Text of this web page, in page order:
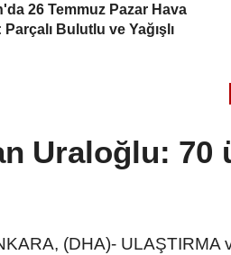
26 Temmuz Pazar Hava
Bulutlu ve Yağışlı
Uraloğlu: 70
(DHA)- ULAŞTIRMA